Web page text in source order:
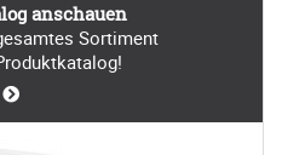
anschauen
Sortiment